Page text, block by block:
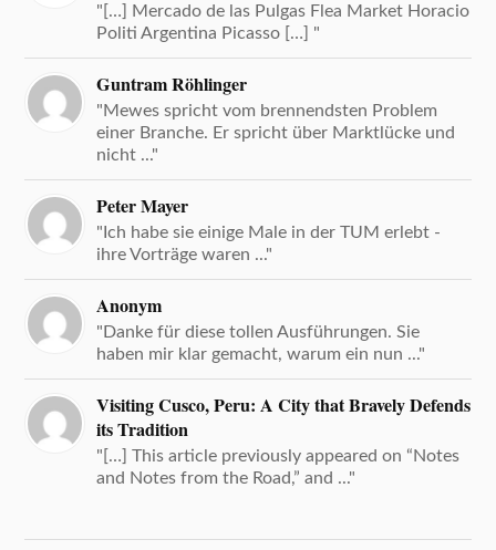
"[…] Mercado de las Pulgas Flea Market Horacio
Politi Argentina Picasso […] "
Guntram Röhlinger
"Mewes spricht vom brennendsten Problem
einer Branche. Er spricht über Marktlücke und
nicht ..."
Peter Mayer
"Ich habe sie einige Male in der TUM erlebt -
ihre Vorträge waren ..."
Anonym
"Danke für diese tollen Ausführungen. Sie
haben mir klar gemacht, warum ein nun ..."
Visiting Cusco, Peru: A City that Bravely Defends
its Tradition
"[…] This article previously appeared on “Notes
and Notes from the Road,” and ..."